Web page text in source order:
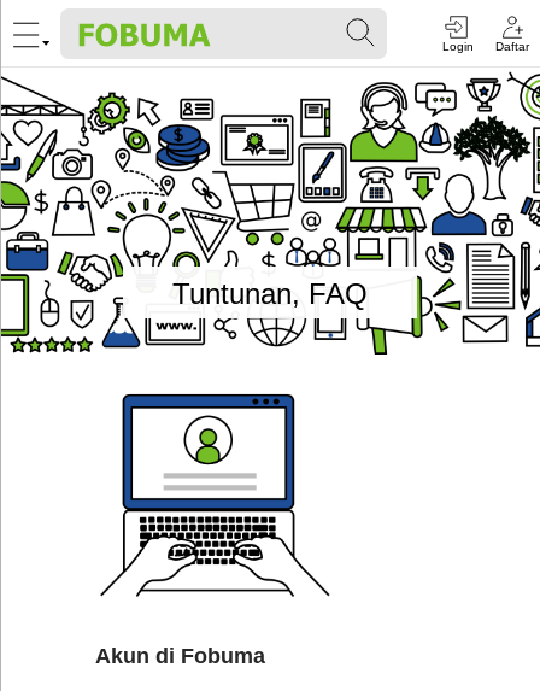
Login Daftar
Tuntunan, FAQ
Akun di Fobuma